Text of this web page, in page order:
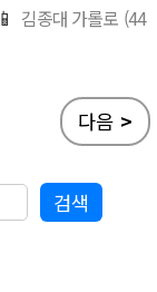
📱 김종대 가롤로 (44
다음 >